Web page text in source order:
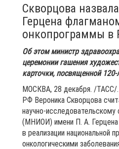
Скворцова
Герцена
онкопрограммы в
Об этом министр
церемонии гашения
карточки, посвященной 120-
МОСКВА, 28 декабря. /ТАСС/.
РФ Вероника Скворцова
научно-исследовательскому
(МНИОИ) имени П. А.
в реализации национальной
онкологическими